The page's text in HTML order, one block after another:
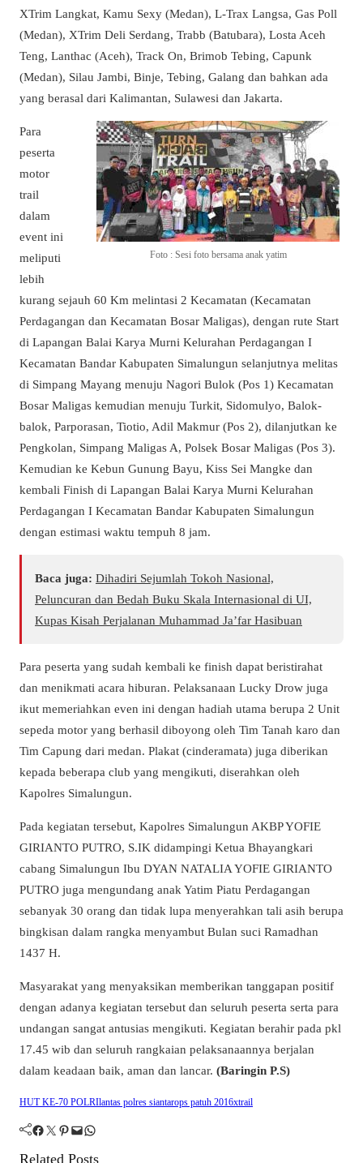
XTrim Langkat, Kamu Sexy (Medan), L-Trax Langsa, Gas Poll
(Medan), XTrim Deli Serdang, Trabb (Batubara), Losta Aceh
Teng, Lanthac (Aceh), Track On, Brimob Tebing, Capunk
(Medan), Silau Jambi, Binje, Tebing, Galang dan bahkan ada
yang berasal dari Kalimantan, Sulawesi dan Jakarta.
Foto : Sesi foto bersama anak yatim
Para
peserta
motor
trail
dalam
event ini
meliputi
lebih
kurang sejauh 60 Km melintasi 2 Kecamatan (Kecamatan
Perdagangan dan Kecamatan Bosar Maligas), dengan rute Start
di Lapangan Balai Karya Murni Kelurahan Perdagangan I
Kecamatan Bandar Kabupaten Simalungun selanjutnya melitas
di Simpang Mayang menuju Nagori Bulok (Pos 1) Kecamatan
Bosar Maligas kemudian menuju Turkit, Sidomulyo, Balok-
balok, Parporasan, Tiotio, Adil Makmur (Pos 2), dilanjutkan ke
Pengkolan, Simpang Maligas A, Polsek Bosar Maligas (Pos 3).
Kemudian ke Kebun Gunung Bayu, Kiss Sei Mangke dan
kembali Finish di Lapangan Balai Karya Murni Kelurahan
Perdagangan I Kecamatan Bandar Kabupaten Simalungun
dengan estimasi waktu tempuh 8 jam.
Baca juga: Dihadiri Sejumlah Tokoh Nasional,
Peluncuran dan Bedah Buku Skala Internasional di UI,
Kupas Kisah Perjalanan Muhammad Ja’far Hasibuan
Para peserta yang sudah kembali ke finish dapat beristirahat
dan menikmati acara hiburan. Pelaksanaan Lucky Drow juga
ikut memeriahkan even ini dengan hadiah utama berupa 2 Unit
sepeda motor yang berhasil diboyong oleh Tim Tanah karo dan
Tim Capung dari medan. Plakat (cinderamata) juga diberikan
kepada beberapa club yang mengikuti, diserahkan oleh
Kapolres Simalungun.
Pada kegiatan tersebut, Kapolres Simalungun AKBP YOFIE
GIRIANTO PUTRO, S.IK didampingi Ketua Bhayangkari
cabang Simalungun Ibu DYAN NATALIA YOFIE GIRIANTO
PUTRO juga mengundang anak Yatim Piatu Perdagangan
sebanyak 30 orang dan tidak lupa menyerahkan tali asih berupa
bingkisan dalam rangka menyambut Bulan suci Ramadhan
1437 H.
Masyarakat yang menyaksikan memberikan tanggapan positif
dengan adanya kegiatan tersebut dan seluruh peserta serta para
undangan sangat antusias mengikuti. Kegiatan berahir pada pkl
17.45 wib dan seluruh rangkaian pelaksanaannya berjalan
dalam keadaan baik, aman dan lancar. (Baringin P.S)
HUT KE-70 POLRIlantas polres siantarops patuh 2016xtrail
Facebook Twitter Pinterest Mail WhatsApp
Related Posts